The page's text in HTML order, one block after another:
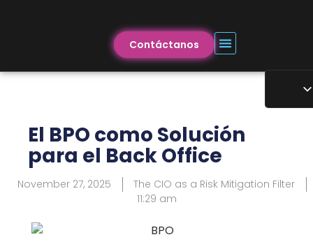
Contáctanos
El BPO como Solución
para el Back Office
November 27, 2025
The CIO as a Risk Mitigation Filter
11:29 am